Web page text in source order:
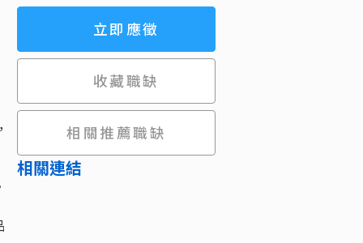
立即應徵
收藏職缺
相關推薦職缺
相關連結